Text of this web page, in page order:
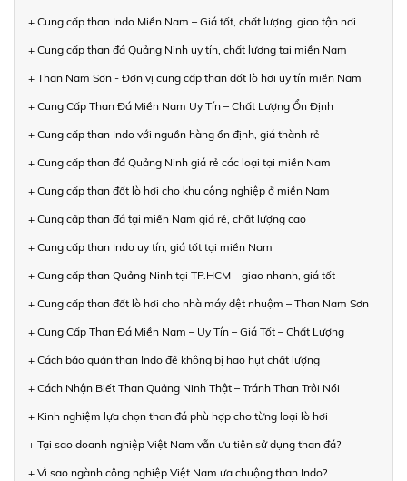
+ Cung cấp than Indo Miền Nam – Giá tốt, chất lượng, giao tận nơi
+ Cung cấp than đá Quảng Ninh uy tín, chất lượng tại miền Nam
+ Than Nam Sơn - Đơn vị cung cấp than đốt lò hơi uy tín miền Nam
+ Cung Cấp Than Đá Miền Nam Uy Tín – Chất Lượng Ổn Định
+ Cung cấp than Indo với nguồn hàng ổn định, giá thành rẻ
+ Cung cấp than đá Quảng Ninh giá rẻ các loại tại miền Nam
+ Cung cấp than đốt lò hơi cho khu công nghiệp ở miền Nam
+ Cung cấp than đá tại miền Nam giá rẻ, chất lượng cao
+ Cung cấp than Indo uy tín, giá tốt tại miền Nam
+ Cung cấp than Quảng Ninh tại TP.HCM – giao nhanh, giá tốt
+ Cung cấp than đốt lò hơi cho nhà máy dệt nhuộm – Than Nam Sơn
+ Cung Cấp Than Đá Miền Nam – Uy Tín – Giá Tốt – Chất Lượng
+ Cách bảo quản than Indo để không bị hao hụt chất lượng
+ Cách Nhận Biết Than Quảng Ninh Thật – Tránh Than Trôi Nổi
+ Kinh nghiệm lựa chọn than đá phù hợp cho từng loại lò hơi
+ Tại sao doanh nghiệp Việt Nam vẫn ưu tiên sử dụng than đá?
+ Vì sao ngành công nghiệp Việt Nam ưa chuộng than Indo?